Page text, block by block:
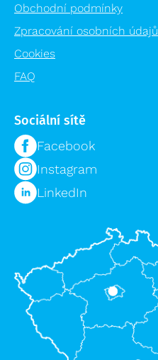
Obchodní podmínky
Zpracování osobních údajů
Cookies
FAQ
Sociální sítě
Facebook
Instagram
LinkedIn